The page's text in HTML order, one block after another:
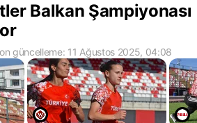
Balkan Şampiyonası
güncelleme: 11 Ağustos 2025, 04:08